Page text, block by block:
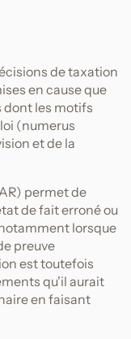
de taxation
en cause que
dont les motifs
(numerus
et de la
permet de
de fait erroné ou
lorsque
preuve
est toutefois
qu'il aurait
en faisant